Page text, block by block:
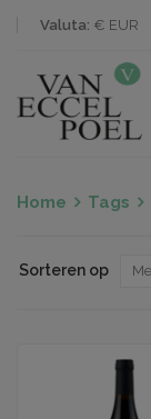
Valuta: € EUR
Home Tags
Sorteren op